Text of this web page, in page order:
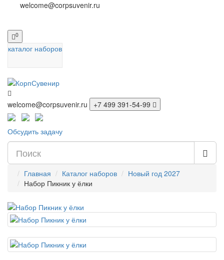
welcome@corpsuvenir.ru
0
каталог наборов
welcome@corpsuvenir.ru +7 499 391-54-99
Обсудить задачу
Главная Каталог наборов
Новый год 2027
Набор Пикник у ёлки